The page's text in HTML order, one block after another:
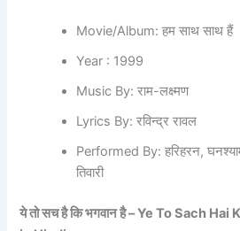
Movie/Album: हम साथ साथ हैं
Year : 1999
Music By: राम-लक्ष्मण
Lyrics By: रविन्द्र रावल
Performed By: हरिहरन,
तिवारी
ये तो सच है कि भगवान है – Ye To Sach